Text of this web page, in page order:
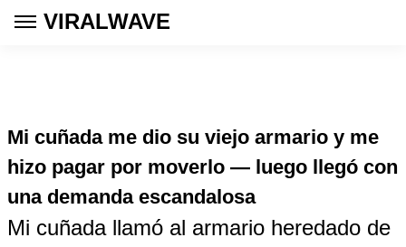
VIRALWAVE
Mi cuñada me dio su viejo armario y me
hizo pagar por moverlo — luego llegó con
una demanda escandalosa
Mi cuñada llamó al armario heredado de